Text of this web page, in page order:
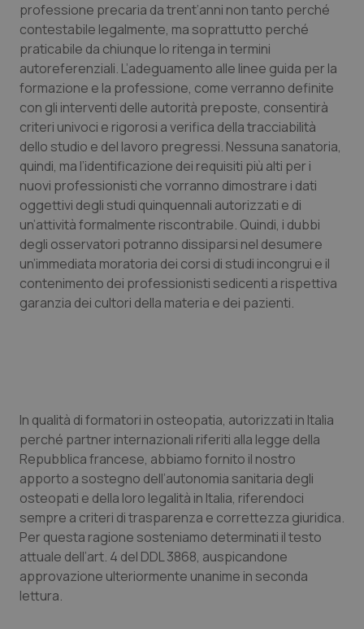
Provincia Autonoma di Trento
Puglia
Sardegna
Sicilia
Toscana
Umbria
Valle D’Aosta
Veneto
Ipertensione & Scompenso
Malattie rare
Malattia di Crohn & Rettocolite Ulcerosa
Neuroscienze & patologie neurodegenerative
Obesità
Oftalmologia
Oncodermatologia
Oncoematologia
Quotidiano Cardiologia
Quotidiano Chirurgia
Quotidiano Oncologia
Quotidiano Pediatria
Rene & patologie urogenitali
professione precaria da trent’anni non tanto perché
contestabile legalmente, ma soprattutto perché
praticabile da chiunque lo ritenga in termini
autoreferenziali. L’adeguamento alle linee guida per la
formazione e la professione, come verranno definite
con gli interventi delle autorità preposte, consentirà
criteri univoci e rigorosi a verifica della tracciabilità
dello studio e del lavoro pregressi. Nessuna sanatoria,
quindi, ma l’identificazione dei requisiti più alti per i
nuovi professionisti che vorranno dimostrare i dati
oggettivi degli studi quinquennali autorizzati e di
un’attività formalmente riscontrabile. Quindi, i dubbi
degli osservatori potranno dissiparsi nel desumere
un’immediata moratoria dei corsi di studi incongrui e il
contenimento dei professionisti sedicenti a rispettiva
garanzia dei cultori della materia e dei pazienti.
In qualità di formatori in osteopatia, autorizzati in Italia
perché partner internazionali riferiti alla legge della
Repubblica francese, abbiamo fornito il nostro
apporto a sostegno dell’autonomia sanitaria degli
osteopati e della loro legalità in Italia, riferendoci
sempre a criteri di trasparenza e correttezza giuridica.
Per questa ragione sosteniamo determinati il testo
attuale dell’art. 4 del DDL 3868, auspicandone
approvazione ulteriormente unanime in seconda
lettura.